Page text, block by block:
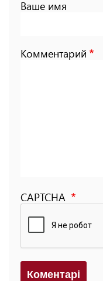
Ваше имя
Комментарий
CAPTCHA
Коментарi